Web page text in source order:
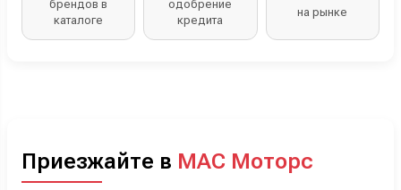
брендов в
каталоге
одобрение
кредита
на рынке
Приезжайте в МАС Моторс